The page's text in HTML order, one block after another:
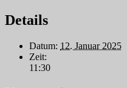
Details
Datum: 12. Januar 2025
Zeit:
11:30